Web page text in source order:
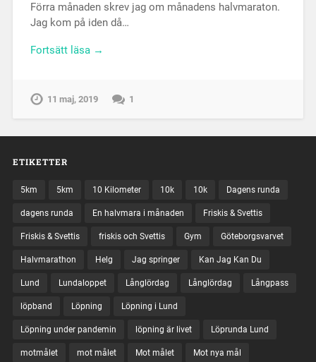
Förra månaden skrev jag om månadens halvmaraton.
Jag kom på iden då…
Fortsätt läsa →
11 maj, 2019 1
ETIKETTER
5km 5km 10 Kilometer 10k 10k Dagens runda
dagens runda En halvmara i månaden Friskis & Svettis
Friskis & Svettis friskis och Svettis Gym Göteborgsvarvet
Halvmarathon Helg Jag springer Kan Jag Kan Du
Lund Lundaloppet Långlördag Långlördag Långpass
löpband Löpning Löpning i Lund
Löpning under pandemin löpning är livet Löprunda Lund
motmålet mot målet Mot målet Mot nya mål